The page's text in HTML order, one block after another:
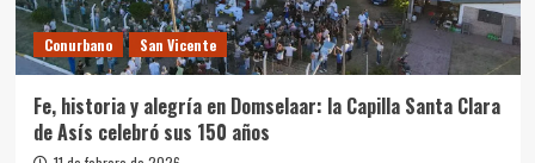
Conurbano San Vicente
Fe, historia y alegría en Domselaar: la Capilla Santa Clara
de Asís celebró sus 150 años